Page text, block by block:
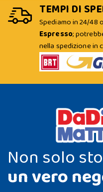
TEMPI DI
Spediamo in 24/48
Espresso;
nella spedizione in
Non solo
un vero